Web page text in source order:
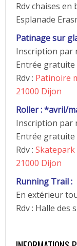
Rdv chaises en
Esplanade
Patinage sur
Inscription par
Entrée gratuite
Rdv : Patinoire
21000 Dijon
Roller : *avril/
Inscription par
Entrée gratuite
Rdv : Skatepark
21000 Dijon
Running Trail :
En extérieur
Rdv : Halle des